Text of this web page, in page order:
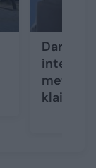
Darbus
metų
klaidą